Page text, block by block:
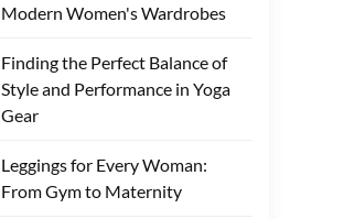
Modern Women's Wardrobes
Finding the Perfect Balance of
Style and Performance in Yoga
Gear
Leggings for Every Woman:
From Gym to Maternity